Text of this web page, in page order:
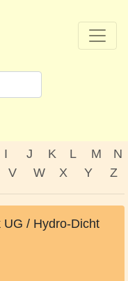
I J K L M
N
V W X Y Z
UG / Hydro-Dicht